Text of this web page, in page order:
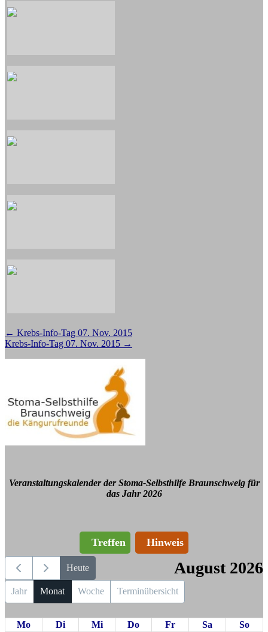
Beitragsnavigation
← Krebs-Info-Tag 07. Nov. 2015
Krebs-Info-Tag 07. Nov. 2015 →
Veranstaltungskalender der Stoma-Selbsthilfe Braunschweig für
das Jahr 2026
Treffen Hinweis
Heute August 2026
Jahr Monat Woche Terminübersicht
Mo Di Mi Do Fr Sa
So